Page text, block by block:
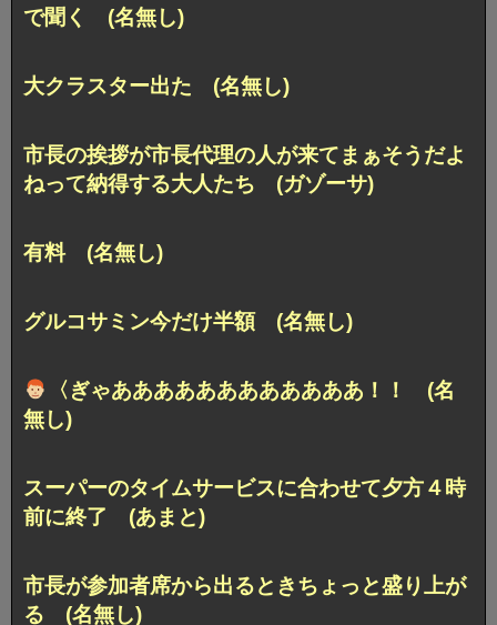
で聞く (名無し)
大クラスター出た (名無し)
市長の挨拶が市長代理の人が来てまぁそうだよ
ねって納得する大人たち (ガゾーサ)
有料 (名無し)
グルコサミン今だけ半額 (名無し)
〈ぎゃああああああああああああ！！ (名
無し)
スーパーのタイムサービスに合わせて夕方４時
前に終了 (あまと)
市長が参加者席から出るときちょっと盛り上が
る (名無し)